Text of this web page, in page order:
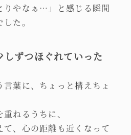
りやなぁ…」と感じる瞬間
た。
ずつほぐれていった
葉に、ちょっと構えちょ
ねるうちに、
、心の距離も近くなって